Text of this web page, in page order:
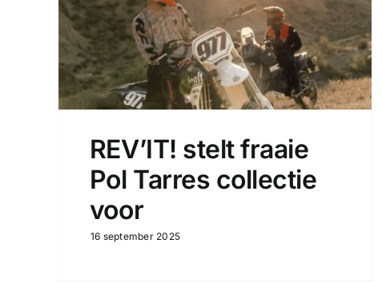
REV’IT! stelt fraaie
Pol Tarres collectie
voor
16 september 2025